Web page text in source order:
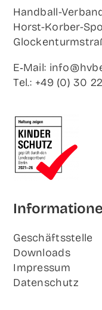
Hand­ball-
Horst-Korb­er-
E‑Mail:
Tel.: +49 (0) 30
Geschäfts­stel­le
Down­loads
Impres­sum
Daten­schutz